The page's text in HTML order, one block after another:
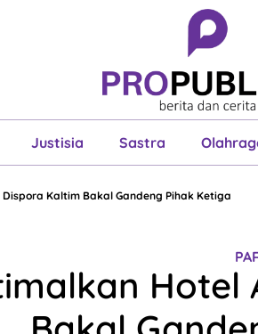
Justisia Sastra
Berita Cerita Esai
Kaltim Bakal Gandeng Pihak Ketiga
Hotel